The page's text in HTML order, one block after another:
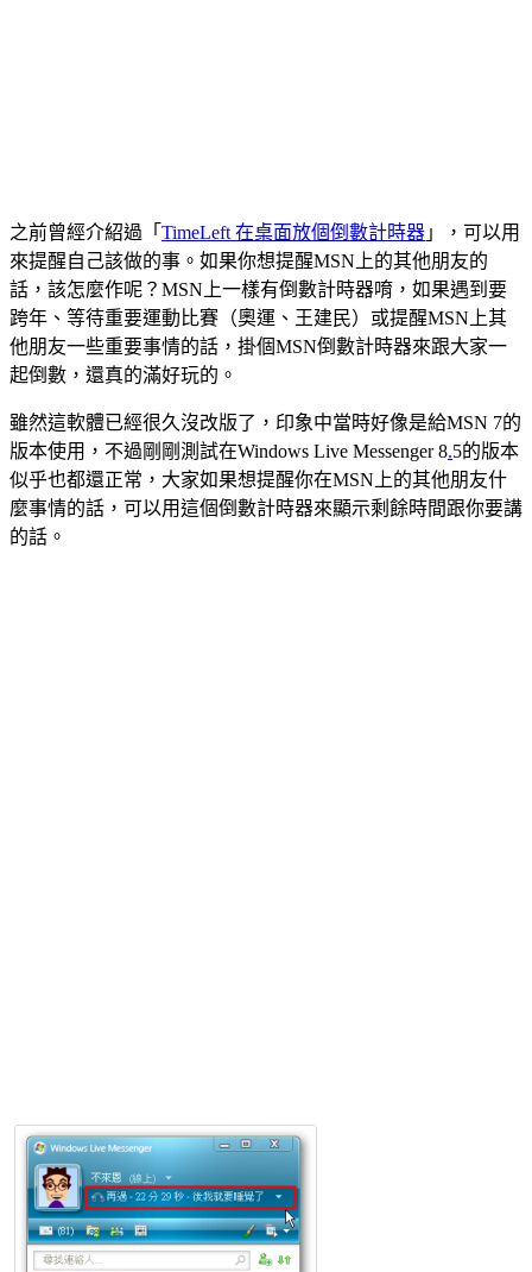
之前曾經介紹過「 TimeLeft 在桌面放個倒數計時器 」，可以用
來提醒自己該做的事。如果你想提醒MSN上的其他朋友的
話，該怎麼作呢？MSN上一樣有倒數計時器唷，如果遇到要
跨年、等待重要運動比賽（奧運、王建民）或提醒MSN上其
他朋友一些重要事情的話，掛個MSN倒數計時器來跟大家一
起倒數，還真的滿好玩的。
雖然這軟體已經很久沒改版了，印象中當時好像是給MSN 7的
版本使用，不過剛剛測試在Windows Live Messenger 8.5的版本
似乎也都還正常，大家如果想提醒你在MSN上的其他朋友什
麼事情的話，可以用這個倒數計時器來顯示剩餘時間跟你要講
的話。